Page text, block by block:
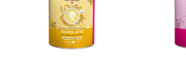
Alphabetically